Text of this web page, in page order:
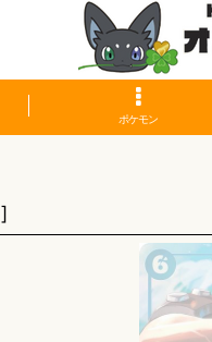
ポケモン
]